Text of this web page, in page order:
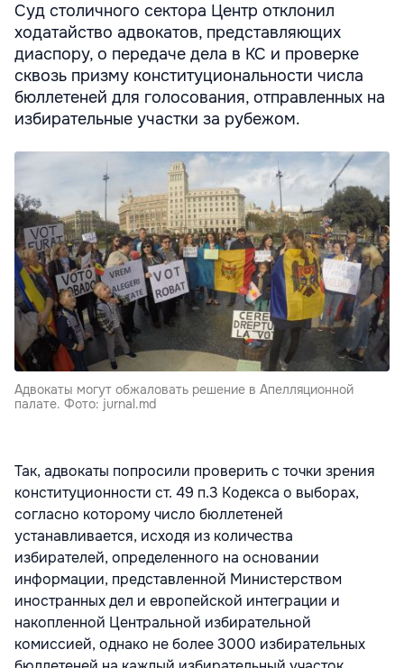
Суд столичного сектора Центр отклонил
ходатайство адвокатов, представляющих
диаспору, о передаче дела в КС и проверке
сквозь призму конституциональности числа
бюллетеней для голосования, отправленных на
избирательные участки за рубежом.
Адвокаты могут обжаловать решение в Апелляционной
палате. Фото: jurnal.md
Так, адвокаты попросили проверить с точки зрения
конституционности ст. 49 п.3 Кодекса о выборах,
согласно которому число бюллетеней
устанавливается, исходя из количества
избирателей, определенного на основании
информации, представленной Министерством
иностранных дел и европейской интеграции и
накопленной Центральной избирательной
комиссией, однако не более 3000 избирательных